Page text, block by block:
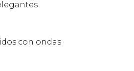
con ondas